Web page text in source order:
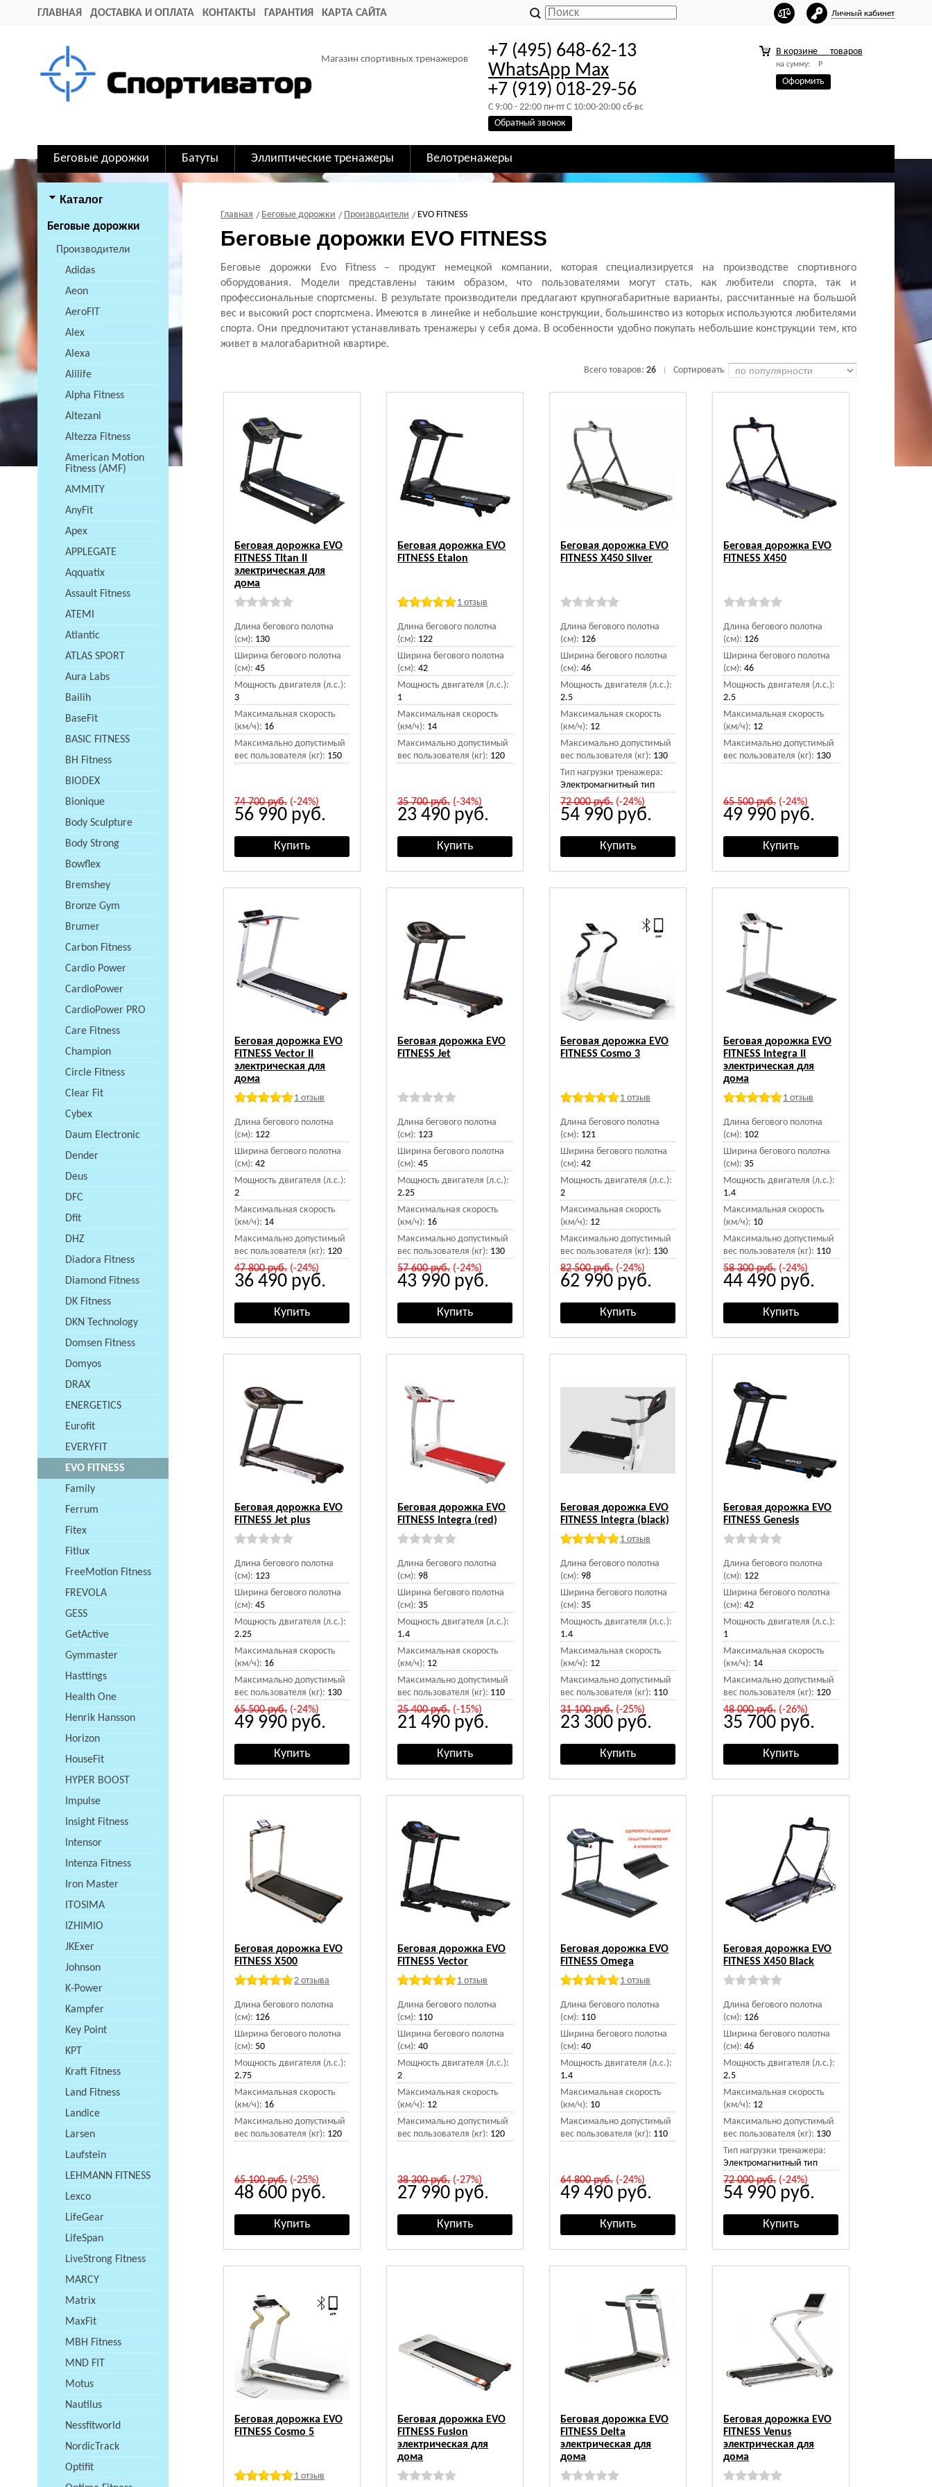
ГЛАВНАЯ ДОСТАВКА И ОПЛАТА КОНТАКТЫ ГАРАНТИЯ КАРТА САЙТА Личный кабинет
Магазин спортивных тренажеров
+7 (495) 648-62-13
WhatsApp Max
+7 (919) 018-29-56
C 9:00 - 22:00 пн-пт C 10:00-20:00 сб-вс
Обратный звонок
В корзине товаров
на сумму: Р
Оформить
Беговые дорожки Батуты Эллиптические тренажеры Велотренажеры
Каталог
Беговые дорожки
Производители
Adidas
Aeon
AeroFIT
Alex
Alexa
Alilife
Alpha Fitness
Altezani
Altezza Fitness
American Motion
Fitness (AMF)
AMMITY
AnyFit
Apex
APPLEGATE
Aqquatix
Assault Fitness
ATEMI
Atlantic
ATLAS SPORT
Aura Labs
Bailih
BaseFit
BASIC FITNESS
BH Fitness
BIODEX
Bionique
Body Sculpture
Body Strong
Bowflex
Bremshey
Bronze Gym
Brumer
Carbon Fitness
Cardio Power
CardioPower
CardioPower PRO
Care Fitness
Champion
Circle Fitness
Clear Fit
Cybex
Daum Electronic
Dender
Deus
DFC
Dfit
DHZ
Diadora Fitness
Diamond Fitness
DK Fitness
DKN Technology
Domsen Fitness
Domyos
DRAX
ENERGETICS
Eurofit
EVERYFIT
EVO FITNESS
Family
Ferrum
Fitex
Fitlux
FreeMotion Fitness
FREVOLA
GESS
GetActive
Gymmaster
Hasttings
Health One
Henrik Hansson
Horizon
HouseFit
HYPER BOOST
Impulse
Insight Fitness
Intensor
Intenza Fitness
Iron Master
ITOSIMA
IZHIMIO
JKExer
Johnson
K-Power
Kampfer
Key Point
KPT
Kraft Fitness
Land Fitness
Landice
Larsen
Laufstein
LEHMANN FITNESS
Lexco
LifeGear
LifeSpan
LiveStrong Fitness
MARCY
Matrix
MaxFit
MBH Fitness
MND FIT
Motus
Nautilus
Nessfitworld
NordicTrack
Optifit
Главная Беговые дорожки Производители EVO FITNESS
Беговые дорожки EVO FITNESS
Беговые дорожки Evo Fitness – продукт немецкой компании, которая специализируется на производстве спортивного
оборудования. Модели представлены таким образом, что пользователями могут стать, как любители спорта, так и
профессиональные спортсмены. В результате производители предлагают крупногабаритные варианты, рассчитанные на большой
вес и высокий рост спортсмена. Имеются в линейке и небольшие конструкции, большинство из которых используются любителями
спорта. Они предпочитают устанавливать тренажеры у себя дома. В особенности удобно покупать небольшие конструкции тем, кто
живет в малогабаритной квартире.
Всего товаров: 26 Сортировать
Беговая дорожка EVO
FITNESS Titan II
электрическая для
дома
Длина бегового полотна
(см): 130
Ширина бегового полотна
(см): 45
Мощность двигателя (л.с.):
3
Максимальная скорость
(км/ч): 16
Максимально допустимый
вес пользователя (кг): 150
74 700руб.(-24%)
56 990 руб.
Беговая дорожка EVO
FITNESS Etalon
1 отзыв
Длина бегового полотна
(см): 122
Ширина бегового полотна
(см): 42
Мощность двигателя (л.с.):
1
Максимальная скорость
(км/ч): 14
Максимально допустимый
вес пользователя (кг): 120
35 700руб.(-34%)
23 490 руб.
Беговая дорожка EVO
FITNESS X450 Silver
Длина бегового полотна
(см): 126
Ширина бегового полотна
(см): 46
Мощность двигателя (л.с.):
2.5
Максимальная скорость
(км/ч): 12
Максимально допустимый
вес пользователя (кг): 130
Тип нагрузки тренажера:
Электромагнитный тип
72 000руб.(-24%)
54 990 руб.
Беговая дорожка EVO
FITNESS X450
Длина бегового полотна
(см): 126
Ширина бегового полотна
(см): 46
Мощность двигателя (л.с.):
2.5
Максимальная скорость
(км/ч): 12
Максимально допустимый
вес пользователя (кг): 130
65 500руб.(-24%)
49 990 руб.
Беговая дорожка EVO
FITNESS Vector II
электрическая для
дома
1 отзыв
Длина бегового полотна
(см): 122
Ширина бегового полотна
(см): 42
Мощность двигателя (л.с.):
2
Максимальная скорость
(км/ч): 14
Максимально допустимый
вес пользователя (кг): 120
47 800руб.(-24%)
36 490 руб.
Беговая дорожка EVO
FITNESS Jet
Длина бегового полотна
(см): 123
Ширина бегового полотна
(см): 45
Мощность двигателя (л.с.):
2.25
Максимальная скорость
(км/ч): 16
Максимально допустимый
вес пользователя (кг): 130
57 600руб.(-24%)
43 990 руб.
Беговая дорожка EVO
FITNESS Cosmo 3
1 отзыв
Длина бегового полотна
(см): 121
Ширина бегового полотна
(см): 42
Мощность двигателя (л.с.):
2
Максимальная скорость
(км/ч): 12
Максимально допустимый
вес пользователя (кг): 130
82 500руб.(-24%)
62 990 руб.
Беговая дорожка EVO
FITNESS Integra II
электрическая для
дома
1 отзыв
Длина бегового полотна
(см): 102
Ширина бегового полотна
(см): 35
Мощность двигателя (л.с.):
1.4
Максимальная скорость
(км/ч): 10
Максимально допустимый
вес пользователя (кг): 110
58 300руб.(-24%)
44 490 руб.
Беговая дорожка EVO
FITNESS Jet plus
Длина бегового полотна
(см): 123
Ширина бегового полотна
(см): 45
Мощность двигателя (л.с.):
2.25
Максимальная скорость
(км/ч): 16
Максимально допустимый
вес пользователя (кг): 130
65 500руб.(-24%)
49 990 руб.
Беговая дорожка EVO
FITNESS Integra (red)
Длина бегового полотна
(см): 98
Ширина бегового полотна
(см): 35
Мощность двигателя (л.с.):
1.4
Максимальная скорость
(км/ч): 12
Максимально допустимый
вес пользователя (кг): 110
25 400руб.(-15%)
21 490 руб.
Беговая дорожка EVO
FITNESS Integra (black)
1 отзыв
Длина бегового полотна
(см): 98
Ширина бегового полотна
(см): 35
Мощность двигателя (л.с.):
1.4
Максимальная скорость
(км/ч): 12
Максимально допустимый
вес пользователя (кг): 110
31 100руб.(-25%)
23 300 руб.
Беговая дорожка EVO
FITNESS Genesis
Длина бегового полотна
(см): 122
Ширина бегового полотна
(см): 42
Мощность двигателя (л.с.):
1
Максимальная скорость
(км/ч): 14
Максимально допустимый
вес пользователя (кг): 120
48 000руб.(-26%)
35 700 руб.
Беговая дорожка EVO
FITNESS X500
2 отзыва
Длина бегового полотна
(см): 126
Ширина бегового полотна
(см): 50
Мощность двигателя (л.с.):
2.75
Максимальная скорость
(км/ч): 16
Максимально допустимый
вес пользователя (кг): 120
65 100руб.(-25%)
48 600 руб.
Беговая дорожка EVO
FITNESS Vector
1 отзыв
Длина бегового полотна
(см): 110
Ширина бегового полотна
(см): 40
Мощность двигателя (л.с.):
2
Максимальная скорость
(км/ч): 12
Максимально допустимый
вес пользователя (кг): 120
38 300руб.(-27%)
27 990 руб.
Беговая дорожка EVO
FITNESS Omega
1 отзыв
Длина бегового полотна
(см): 110
Ширина бегового полотна
(см): 40
Мощность двигателя (л.с.):
1.4
Максимальная скорость
(км/ч): 10
Максимально допустимый
вес пользователя (кг): 110
64 800руб.(-24%)
49 490 руб.
Беговая дорожка EVO
FITNESS X450 Black
Длина бегового полотна
(см): 126
Ширина бегового полотна
(см): 46
Мощность двигателя (л.с.):
2.5
Максимальная скорость
(км/ч): 12
Максимально допустимый
вес пользователя (кг): 130
Тип нагрузки тренажера:
Электромагнитный тип
72 000руб.(-24%)
54 990 руб.
Беговая дорожка EVO
FITNESS Cosmo 5
1 отзыв
Беговая дорожка EVO
FITNESS Fusion
электрическая для
дома
Беговая дорожка EVO
FITNESS Delta
электрическая для
дома
Беговая дорожка EVO
FITNESS Venus
электрическая для
дома